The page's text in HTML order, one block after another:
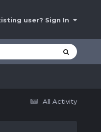
user? Sign In
All Activity